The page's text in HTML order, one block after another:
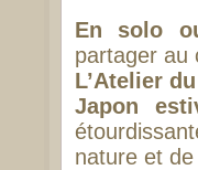
En solo
partager au
L’Atelier
Japon
nature et